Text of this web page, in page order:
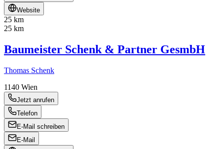
Website
25 km
25 km
Baumeister Schenk & Partner GesmbH
Thomas Schenk
1140 Wien
Jetzt anrufen
Telefon
E-Mail schreiben
E-Mail